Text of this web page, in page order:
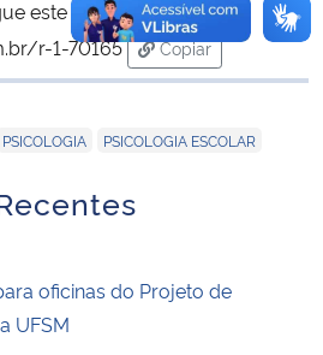
este conteúdo:
r-1-70165
Copiar
para área de
PSICOLOGIA PSICOLOGIA ESCOLAR
oficinas do Projeto de
UFSM